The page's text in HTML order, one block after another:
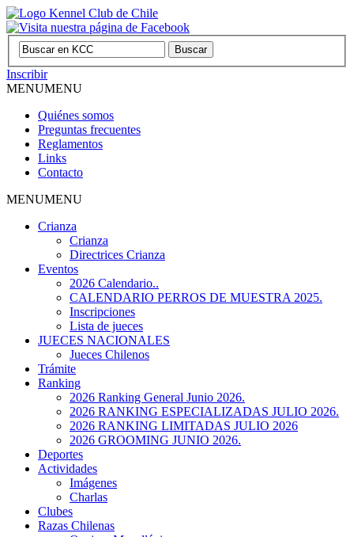
Inscribir
MENUMENU
Quiénes somos
Preguntas frecuentes
Reglamentos
Links
Contacto
MENUMENU
Crianza
Crianza
Directrices Crianza
Eventos
2026 Calendario..
CALENDARIO PERROS DE MUESTRA 2025.
Inscripciones
Lista de jueces
JUECES NACIONALES
Jueces Chilenos
Trámite
Ranking
2026 Ranking General Junio 2026.
2026 RANKING ESPECIALIZADAS JULIO 2026.
2026 RANKING LIMITADAS JULIO 2026
2026 GROOMING JUNIO 2026.
Deportes
Actividades
Imágenes
Charlas
Clubes
Razas Chilenas